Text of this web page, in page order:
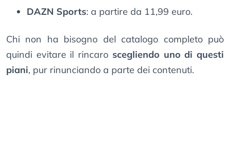
DAZN Sports: a partire da 11,99 euro.
Chi non ha bisogno del catalogo completo può
quindi evitare il rincaro scegliendo uno di questi
piani, pur rinunciando a parte dei contenuti.